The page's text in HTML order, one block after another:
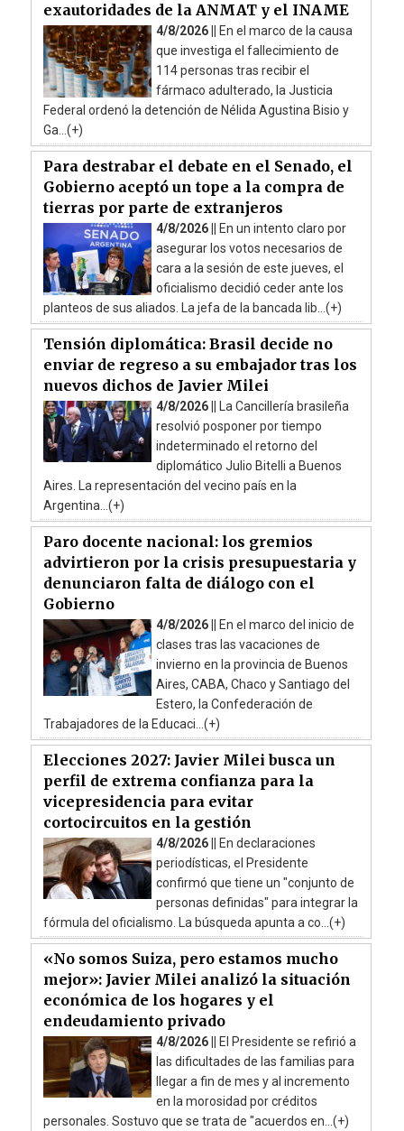
exautoridades de la ANMAT y el INAME
4/8/2026 ||
En el marco de la causa
que investiga el fallecimiento de
114 personas tras recibir el
fármaco adulterado, la Justicia
Federal ordenó la detención de Nélida Agustina Bisio y
Ga...(+)
Para destrabar el debate en el Senado, el
Gobierno aceptó un tope a la compra de
tierras por parte de extranjeros
4/8/2026 ||
En un intento claro por
asegurar los votos necesarios de
cara a la sesión de este jueves, el
oficialismo decidió ceder ante los
planteos de sus aliados. La jefa de la bancada lib...(+)
Tensión diplomática: Brasil decide no
enviar de regreso a su embajador tras los
nuevos dichos de Javier Milei
4/8/2026 ||
La Cancillería brasileña
resolvió posponer por tiempo
indeterminado el retorno del
diplomático Julio Bitelli a Buenos
Aires. La representación del vecino país en la
Argentina...(+)
Paro docente nacional: los gremios
advirtieron por la crisis presupuestaria y
denunciaron falta de diálogo con el
Gobierno
4/8/2026 ||
En el marco del inicio de
clases tras las vacaciones de
invierno en la provincia de Buenos
Aires, CABA, Chaco y Santiago del
Estero, la Confederación de
Trabajadores de la Educaci...(+)
Elecciones 2027: Javier Milei busca un
perfil de extrema confianza para la
vicepresidencia para evitar
cortocircuitos en la gestión
4/8/2026 ||
En declaraciones
periodísticas, el Presidente
confirmó que tiene un "conjunto de
personas definidas" para integrar la
fórmula del oficialismo. La búsqueda apunta a co...(+)
«No somos Suiza, pero estamos mucho
mejor»: Javier Milei analizó la situación
económica de los hogares y el
endeudamiento privado
4/8/2026 ||
El Presidente se refirió a
las dificultades de las familias para
llegar a fin de mes y al incremento
en la morosidad por créditos
personales. Sostuvo que se trata de "acuerdos en...(+)